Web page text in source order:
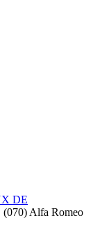
DE
Alfa Romeo